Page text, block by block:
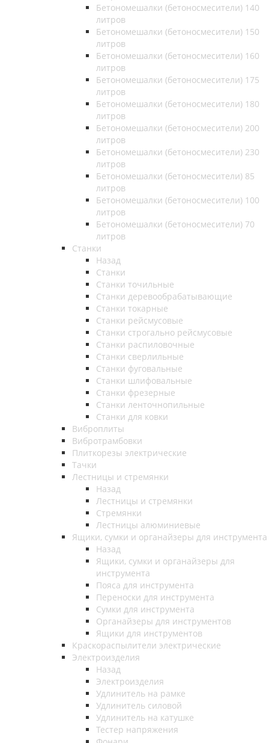
Бетономешалки (бетоносмесители) 140
литров
Бетономешалки (бетоносмесители) 150
литров
Бетономешалки (бетоносмесители) 160
литров
Бетономешалки (бетоносмесители) 175
литров
Бетономешалки (бетоносмесители) 180
литров
Бетономешалки (бетоносмесители) 200
литров
Бетономешалки (бетоносмесители) 230
литров
Бетономешалки (бетоносмесители) 85
литров
Бетономешалки (бетоносмесители) 100
литров
Бетономешалки (бетоносмесители) 70
литров
Станки
Назад
Станки
Станки точильные
Станки деревообрабатывающие
Станки токарные
Станки рейсмусовые
Станки строгально рейсмусовые
Станки распиловочные
Станки сверлильные
Станки фуговальные
Станки шлифовальные
Станки фрезерные
Станки ленточнопильные
Станки для ковки
Виброплиты
Вибротрамбовки
Плиткорезы электрические
Тачки
Лестницы и стремянки
Назад
Лестницы и стремянки
Стремянки
Лестницы алюминиевые
Ящики, сумки и органайзеры для инструмента
Назад
Ящики, сумки и органайзеры для
инструмента
Пояса для инструмента
Переноски для инструмента
Сумки для инструмента
Органайзеры для инструментов
Ящики для инструментов
Краскораспылители электрические
Электроизделия
Назад
Электроизделия
Удлинитель на рамке
Удлинитель силовой
Удлинитель на катушке
Тестер напряжения